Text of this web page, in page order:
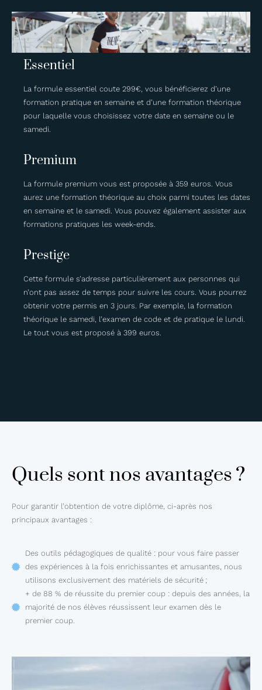
Essentiel
La formule essentiel coute 299€, vous bénéficierez d’une
formation pratique en semaine et d’une formation théorique
pour laquelle vous choisissez votre date en semaine ou le
samedi.
Premium
La formule premium vous est proposée à 359 euros. Vous
aurez une formation théorique au choix parmi toutes les dates
en semaine et le samedi. Vous pouvez également assister aux
formations pratiques les week-ends.
Prestige
Cette formule s’adresse particulièrement aux personnes qui
n’ont pas assez de temps pour suivre les cours. Vous pourrez
obtenir votre permis en 3 jours. Par exemple, la formation
théorique le samedi, l’examen de code et de pratique le lundi.
Le tout vous est proposé à 399 euros.
Quels sont nos avantages ?
Pour garantir l’obtention de votre diplôme, ci-après nos
principaux avantages :
Des outils pédagogiques de qualité : pour vous faire passer
des expériences à la fois enrichissantes et amusantes, nous
utilisons exclusivement des matériels de sécurité ;
+ de 88 % de réussite du premier coup : depuis des années, la
majorité de nos élèves réussissent leur examen dès le
premier coup.